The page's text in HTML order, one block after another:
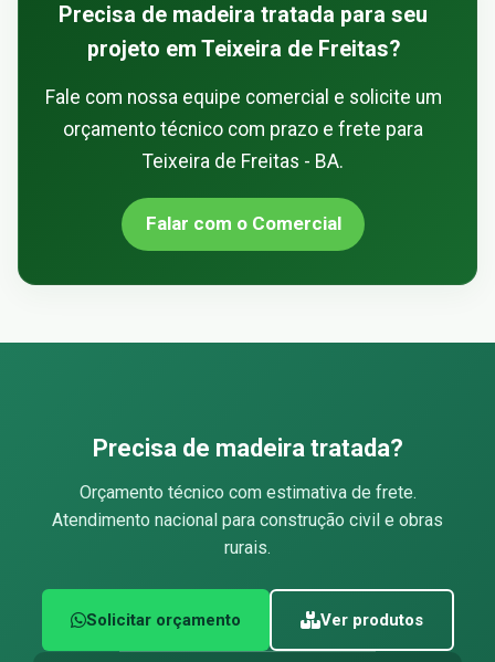
Precisa de madeira tratada para seu
projeto em Teixeira de Freitas?
Fale com nossa equipe comercial e solicite um
orçamento técnico com prazo e frete para
Teixeira de Freitas - BA.
Falar com o Comercial
Precisa de madeira tratada?
Orçamento técnico com estimativa de frete.
Atendimento nacional para construção civil e obras
rurais.
Solicitar orçamento Ver produtos